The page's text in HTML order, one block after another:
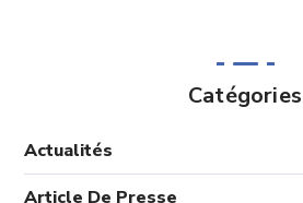
Catégories
Actualités
Article De Presse